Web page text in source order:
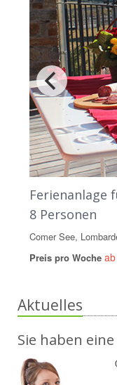
Ferienanlage
8 Personen
Comer See,
Preis pro Woche
Aktuelles
Sie haben eine